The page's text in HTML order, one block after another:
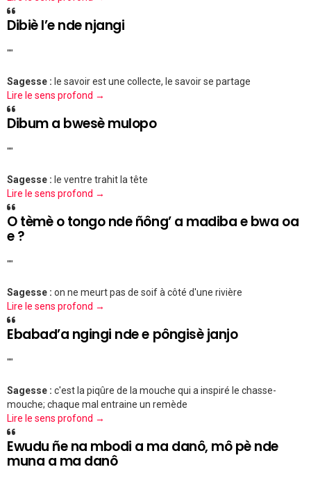
Dibiè l’e nde njangi
""
Sagesse : le savoir est une collecte, le savoir se partage
Lire le sens profond →
Dibum a bwesè mulopo
""
Sagesse : le ventre trahit la tête
Lire le sens profond →
O tèmè o tongo nde ñông’ a madiba e bwa oa
e ?
""
Sagesse : on ne meurt pas de soif à côté d'une rivière
Lire le sens profond →
Ebabad’a ngingi nde e pôngisè janjo
""
Sagesse : c'est la piqûre de la mouche qui a inspiré le chasse-
mouche; chaque mal entraine un remède
Lire le sens profond →
Ewudu ñe na mbodi a ma danô, mô pè nde
muna a ma danô